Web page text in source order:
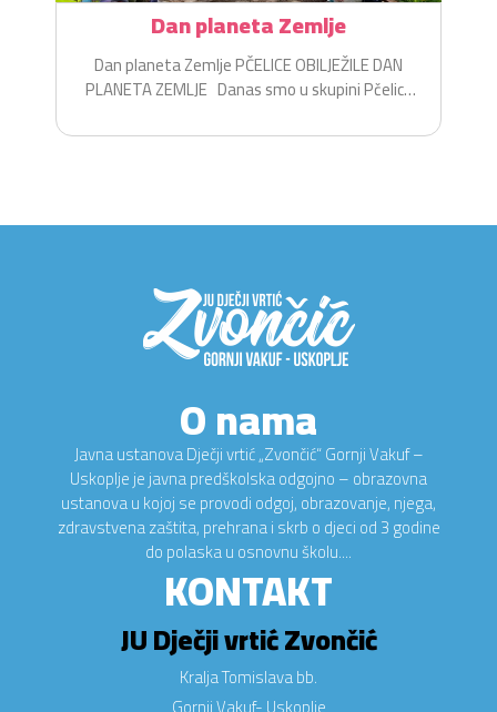
Dan planeta Zemlje
Dan planeta Zemlje PČELICE OBILJEŽILE DAN
PLANETA ZEMLJE Danas smo u skupini Pčelice
O nama
Javna ustanova Dječji vrtić „Zvončić“ Gornji Vakuf –
Uskoplje je javna predškolska odgojno – obrazovna
ustanova u kojoj se provodi odgoj, obrazovanje, njega,
zdravstvena zaštita, prehrana i skrb o djeci od 3 godine
do polaska u osnovnu školu....
KONTAKT
JU Dječji vrtić Zvončić
Kralja Tomislava bb.